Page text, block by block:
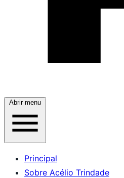
Abrir menu
Principal
Sobre Acélio Trindade